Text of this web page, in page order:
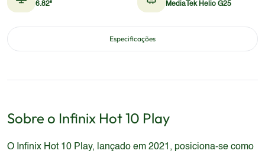
6.82"
MediaTek Helio G25
Especificações
Sobre o Infinix Hot 10 Play
O Infinix Hot 10 Play, lançado em 2021, posiciona-se como